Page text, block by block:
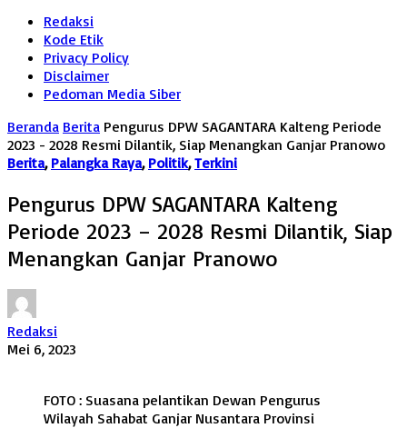
Redaksi
Kode Etik
Privacy Policy
Disclaimer
Pedoman Media Siber
Beranda Berita Pengurus DPW SAGANTARA Kalteng Periode
2023 - 2028 Resmi Dilantik, Siap Menangkan Ganjar Pranowo
Berita, Palangka Raya, Politik,Terkini
Pengurus DPW SAGANTARA Kalteng
Periode 2023 – 2028 Resmi Dilantik, Siap
Menangkan Ganjar Pranowo
Redaksi
Mei 6, 2023
FOTO : Suasana pelantikan Dewan Pengurus
Wilayah Sahabat Ganjar Nusantara Provinsi